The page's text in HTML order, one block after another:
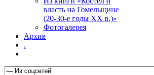
власть на Гомельщине
(20-30-е годы ХХ в.)»
Фотогалерея
Архив
.